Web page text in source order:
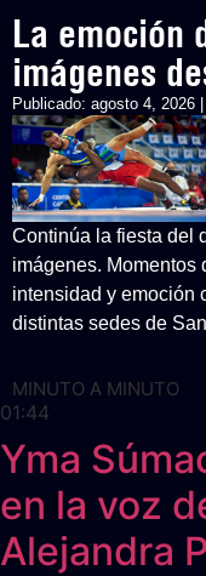
La emoción
imágenes
Publicado: agosto 4, 2026
Continúa la fiesta del
imágenes. Momentos
intensidad y emoción
distintas sedes de
MINUTO A MINUTO
01:44
Yma
en la voz
Alejandra